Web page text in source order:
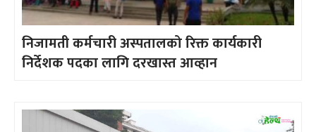
निजामती कर्मचारी अस्पतालको रिक्त कार्यकारी
निर्देशक पदका लागि दरखास्त आव्हान